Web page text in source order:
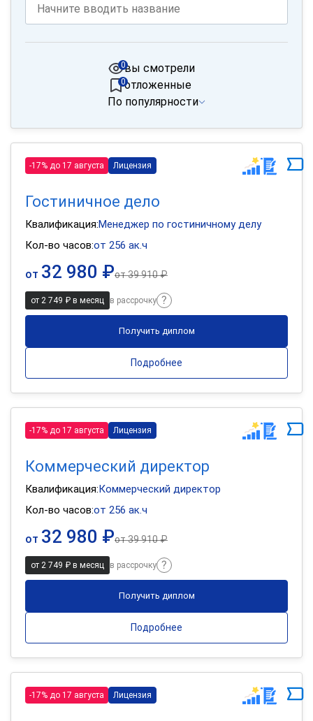
вы смотрели
0
отложенные
0
По популярности
-17% до 17 августа Лицензия
Гостиничное дело
Квалификация:Менеджер по гостиничному делу
Кол-во часов:от 256 ак.ч
от 32 980 ₽от39 910 ₽
от 2 749 ₽ в месяц в рассрочку
Получить диплом
Подробнее
-17% до 17 августа Лицензия
Коммерческий директор
Квалификация:Коммерческий директор
Кол-во часов:от 256 ак.ч
от 32 980 ₽от39 910 ₽
от 2 749 ₽ в месяц в рассрочку
Получить диплом
Подробнее
-17% до 17 августа Лицензия